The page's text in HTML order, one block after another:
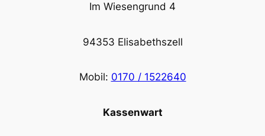
Im Wiesengrund 4
94353 Elisabethszell
Mobil: 0170 / 1522640
Kassenwart